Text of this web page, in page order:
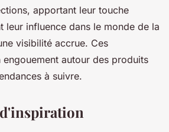
apportant leur touche
leur influence dans le monde de la
visibilité accrue. Ces
autour des produits
à suivre.
d'inspiration